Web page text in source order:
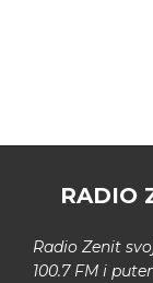
RADIO
Radio Zenit
100.7 FM i